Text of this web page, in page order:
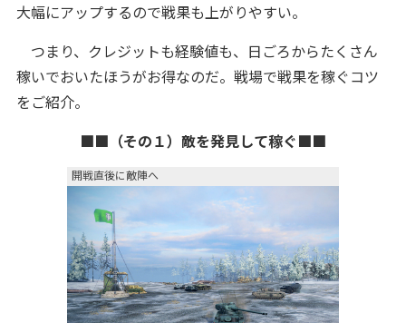
大幅にアップするので戦果も上がりやすい。
つまり、クレジットも経験値も、日ごろからたくさん
稼いでおいたほうがお得なのだ。戦場で戦果を稼ぐコツ
をご紹介。
■■（その１）敵を発見して稼ぐ■■
開戦直後に敵陣へ